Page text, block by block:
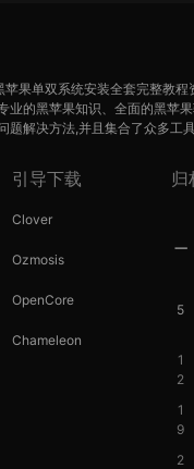
果单双系统安装全套完整教程
业的黑苹果知识、全面的黑苹
题解决方法,并且集合了众多工
引导下载
Clover
Ozmosis
OpenCore
Chameleon
归
一
5
1
2
1
9
2